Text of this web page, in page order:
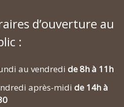
d’ouverture au
:
au vendredi de 8h à 11h
après-midi de 14h à